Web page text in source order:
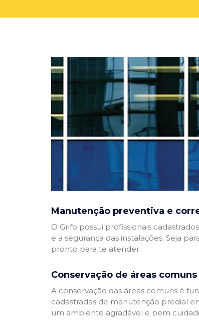
Manutenção preventiva e
O Grifo possui profissionais
e a segurança das instalações. Seja
pronto para te atender.
Conservação de áreas comuns
A conservação das áreas comuns é
cadastradas de manutenção predial
um ambiente agradável e bem